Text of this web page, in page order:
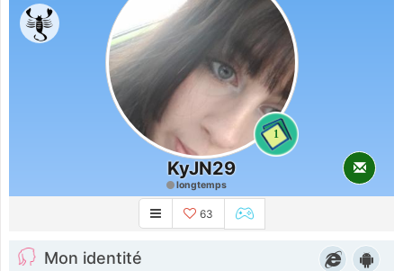
1
KyJN29
longtemps
63
Mon identité